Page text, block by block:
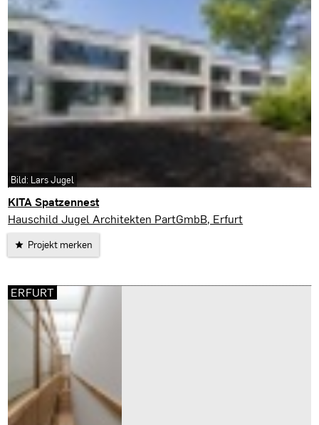
KITA Spatzennest
Erfurt
Hauschild Jugel Architekten PartGmbB, Erfurt
Projekt merken
Bild: Lars Jugel
ERFURT